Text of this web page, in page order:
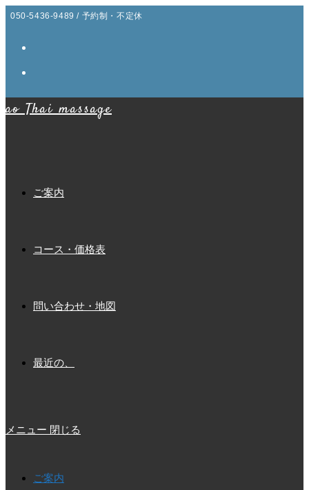
コ
へ
050-5436-9489 / 予約制・不定休
ao Thai massage
ご案内
コース・価格表
問い合わせ・地図
最近の、
メニュー 閉じる
ご案内